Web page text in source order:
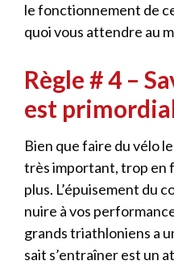
le fonctionnement de
quoi vous attendre au
Règle # 4 –
est
Bien que faire du vélo
très important, trop en
plus. L’épuisement du
nuire à vos
grands triathloniens a
sait s’entraîner est un